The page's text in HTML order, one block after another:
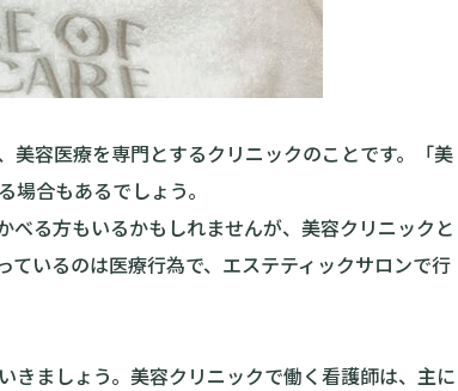
容医療を専門とするクリニックのことです。「美
合もあるでしょう。
べる方もいるかもしれませんが、美容クリニックと
いるのは医療行為で、エステティックサロンで行
きましょう。美容クリニックで働く看護師は、主に